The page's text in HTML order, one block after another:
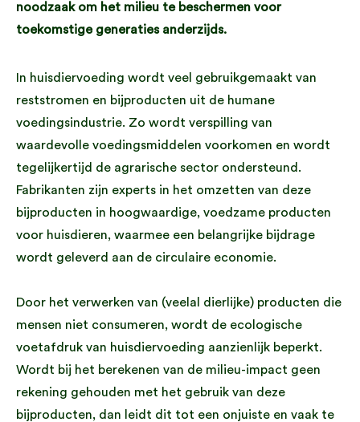
noodzaak om het milieu te beschermen voor
toekomstige generaties anderzijds.
In huisdiervoeding wordt veel gebruikgemaakt van
reststromen en bijproducten uit de humane
voedingsindustrie. Zo wordt verspilling van
waardevolle voedingsmiddelen voorkomen en wordt
tegelijkertijd de agrarische sector ondersteund.
Fabrikanten zijn experts in het omzetten van deze
bijproducten in hoogwaardige, voedzame producten
voor huisdieren, waarmee een belangrijke bijdrage
wordt geleverd aan de circulaire economie.
Door het verwerken van (veelal dierlijke) producten die
mensen niet consumeren, wordt de ecologische
voetafdruk van huisdiervoeding aanzienlijk beperkt.
Wordt bij het berekenen van de milieu-impact geen
rekening gehouden met het gebruik van deze
bijproducten, dan leidt dit tot een onjuiste en vaak te